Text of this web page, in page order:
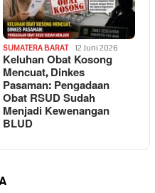
SUMATERA BARAT 12 Juni 2026
Keluhan Obat Kosong
Mencuat, Dinkes
Pasaman: Pengadaan
Obat RSUD Sudah
Menjadi Kewenangan
BLUD